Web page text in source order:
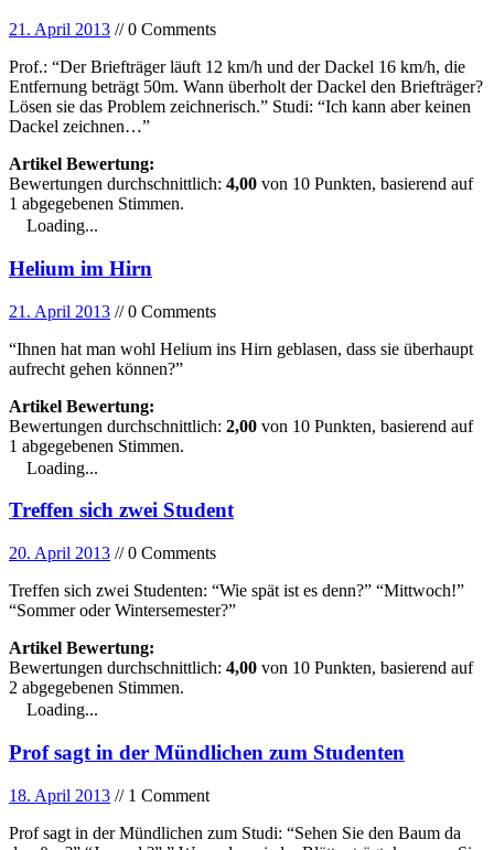
21. April 2013 // 0 Comments
Prof.: “Der Briefträger läuft 12 km/h und der Dackel 16 km/h, die
Entfernung beträgt 50m. Wann überholt der Dackel den Briefträger?
Lösen sie das Problem zeichnerisch.” Studi: “Ich kann aber keinen
Dackel zeichnen…”
Artikel Bewertung:
Bewertungen durchschnittlich: 4,00 von 10 Punkten, basierend auf
1 abgegebenen Stimmen.
Loading...
Helium im Hirn
21. April 2013 // 0 Comments
“Ihnen hat man wohl Helium ins Hirn geblasen, dass sie überhaupt
aufrecht gehen können?”
Artikel Bewertung:
Bewertungen durchschnittlich: 2,00 von 10 Punkten, basierend auf
1 abgegebenen Stimmen.
Loading...
Treffen sich zwei Student
20. April 2013 // 0 Comments
Treffen sich zwei Studenten: “Wie spät ist es denn?” “Mittwoch!”
“Sommer oder Wintersemester?”
Artikel Bewertung:
Bewertungen durchschnittlich: 4,00 von 10 Punkten, basierend auf
2 abgegebenen Stimmen.
Loading...
Prof sagt in der Mündlichen zum Studenten
18. April 2013 // 1 Comment
Prof sagt in der Mündlichen zum Studi: “Sehen Sie den Baum da